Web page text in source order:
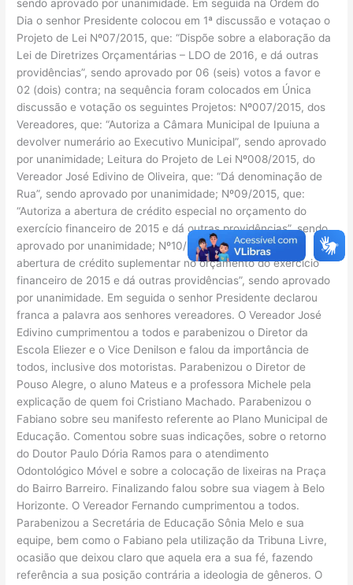
sendo aprovado por unanimidade. Em seguida na Ordem do
Dia o senhor Presidente colocou em 1ª discussão e votaçao o
Projeto de Lei Nº07/2015, que: “Dispõe sobre a elaboração da
Lei de Diretrizes Orçamentárias – LDO de 2016, e dá outras
providências”, sendo aprovado por 06 (seis) votos a favor e
02 (dois) contra; na sequência foram colocados em Única
discussão e votação os seguintes Projetos: Nº007/2015, dos
Vereadores, que: “Autoriza a Câmara Municipal de Ipuiuna a
devolver numerário ao Executivo Municipal”, sendo aprovado
por unanimidade; Leitura do Projeto de Lei Nº008/2015, do
Vereador José Edivino de Oliveira, que: “Dá denominação de
Rua”, sendo aprovado por unanimidade; Nº09/2015, que:
“Autoriza a abertura de crédito especial no orçamento do
exercício financeiro de 2015 e dá outras providências”, sendo
aprovado por unanimidade; Nº10/2015, que: “Autoriza a
abertura de crédito suplementar no orçamento do exercício
financeiro de 2015 e dá outras providências”, sendo aprovado
por unanimidade. Em seguida o senhor Presidente declarou
franca a palavra aos senhores vereadores. O Vereador José
Edivino cumprimentou a todos e parabenizou o Diretor da
Escola Eliezer e o Vice Denilson e falou da importância de
todos, inclusive dos motoristas. Parabenizou o Diretor de
Pouso Alegre, o aluno Mateus e a professora Michele pela
explicação de quem foi Cristiano Machado. Parabenizou o
Fabiano sobre seu manifesto referente ao Plano Municipal de
Educação. Comentou sobre suas indicações, sobre o retorno
do Doutor Paulo Dória Ramos para o atendimento
Odontológico Móvel e sobre a colocação de lixeiras na Praça
do Bairro Barreiro. Finalizando falou sobre sua viagem à Belo
Horizonte. O Vereador Fernando cumprimentou a todos.
Parabenizou a Secretária de Educação Sônia Melo e sua
equipe, bem como o Fabiano pela utilização da Tribuna Livre,
ocasião que deixou claro que aquela era a sua fé, fazendo
referência a sua posição contrária a ideologia de gêneros. O